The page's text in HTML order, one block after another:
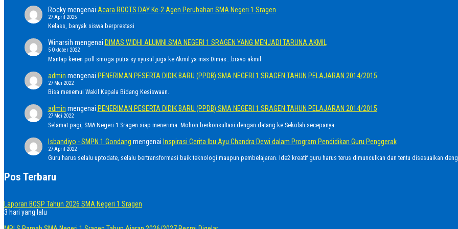
Rockymengenai Acara ROOTS DAY Ke-2 Agen Perubahan SMA Negeri 1 Sragen
27 April 2025
Kelass, banyak siswa berprestasi
Winarsih mengenai DIMAS WIDHI ALUMNI SMA NEGERI 1 SRAGEN YANG MENJADI TARUNA AKMIL
5 Oktober 2022
Mantap keren poll smoga putra sy nyusul juga ke Akmil ya mas Dimas...bravo akmil
admin mengenai PENERIMAN PESERTA DIDIK BARU (PPDB) SMA NEGERI 1 SRAGEN TAHUN PELAJARAN 2014/2015
27 Mei 2022
Bisa menemui Wakil Kepala Bidang Kesiswaan.
admin mengenai PENERIMAN PESERTA DIDIK BARU (PPDB) SMA NEGERI 1 SRAGEN TAHUN PELAJARAN 2014/2015
27 Mei 2022
Selamat pagi, SMA Negeri 1 Sragen siap menerima. Mohon berkonsultasi dengan datang ke Sekolah secepanya.
Isbandiyo - SMPN 1 Gondang mengenai Inspirasi Cerita Ibu Ayu Chandra Dewi dalam Program Pendidikan Guru Penggerak
27 April 2022
Guru harus selalu uptodate, selalu bertransformasi baik teknologi maupun pembelajaran. Ide2 kreatif guru harus terus dimunculkan dan tentu disesuaikan
Pos Terbaru
Laporan BOSP Tahun 2026 SMA Negeri 1 Sragen
3 hari yang lalu